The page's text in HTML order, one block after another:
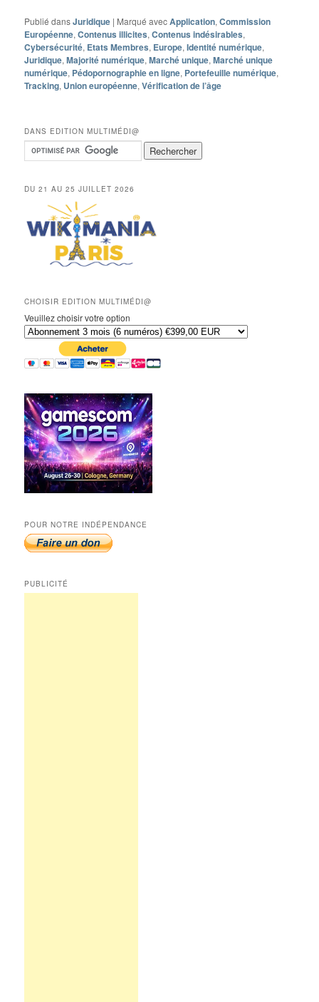
Publié dansJuridique | Marqué avecApplication,Commission
Européenne,Contenus illicites,Contenus indésirables,
Cybersécurité, Etats Membres, Europe,Identité numérique,
Juridique,Majorité numérique,Marché unique,Marché unique
numérique, Pédopornographie en ligne, Portefeuille numérique,
Tracking, Union européenne,Vérification de l’âge
DANS EDITION MULTIMÉDI@
DU 21 AU 25 JUILLET 2026
CHOISIR EDITION MULTIMÉDI@
Veuillez choisir votre option
POUR NOTRE INDÉPENDANCE
PUBLICITÉ